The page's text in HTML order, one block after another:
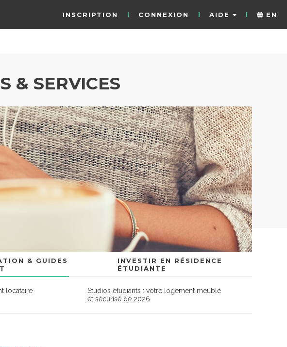
INSCRIPTION CONNEXION AIDE EN
& SERVICES
& GUIDES
locataire
Studios étudiants : votre logement meublé
et sécurisé de 2026
INVESTIR EN RÉSIDENCE
ÉTUDIANTE